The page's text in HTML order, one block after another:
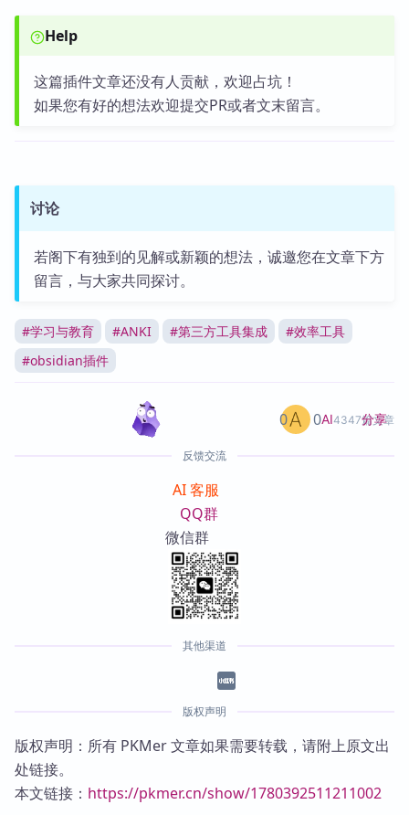
Help
这篇插件文章还没有人贡献，欢迎占坑！
如果您有好的想法欢迎提交PR或者文末留言。
讨论
若阁下有独到的见解或新颖的想法，诚邀您在文章下方
留言，与大家共同探讨。
#学习与教育 #ANKI #第三方工具集成 #效率工具
#obsidian插件
AI4347篇文章
0 0 分享
反馈交流
AI 客服
QQ群
微信群
其他渠道
版权声明
版权声明：所有 PKMer 文章如果需要转载，请附上原文出
处链接。
本文链接： https://pkmer.cn/show/1780392511211002